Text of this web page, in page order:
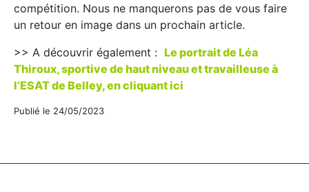
compétition. Nous ne manquerons pas de vous faire
un retour en image dans un prochain article.
>> A découvrir également : Le portrait de Léa
Thiroux, sportive de haut niveau et travailleuse à
l’ESAT de Belley, en cliquant ici
Publié le 24/05/2023